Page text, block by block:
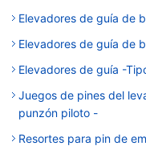
Elevadores de guía de
Elevadores de guía de
Elevadores de guía -
Juegos de pines del
punzón piloto -
Resortes para pin de